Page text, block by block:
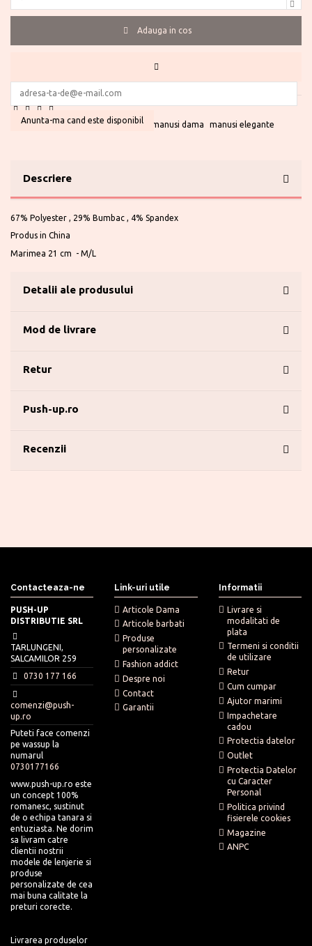
Adauga in cos
manusi manusi cu degete postav manusi dama manusi elegante
Anunta-ma cand este disponibil
Descriere
67% Polyester , 29% Bumbac , 4% Spandex
Produs in China
Marimea 21 cm - M/L
Detalii ale produsului
Mod de livrare
Retur
Push-up.ro
Recenzii
Contacteaza-ne
PUSH-UP
DISTRIBUTIE SRL
TARLUNGENI,
SALCAMILOR 259
0730 177 166
comenzi@push-
up.ro
Puteti face comenzi
pe wassup la
numarul
0730177166
www.push-up.ro este
un concept 100%
romanesc, sustinut
de o echipa tanara si
entuziasta. Ne dorim
sa livram catre
clientii nostrii
modele de lenjerie si
produse
personalizate de cea
mai buna calitate la
preturi corecte.
Livrarea produselor
Link-uri utile
Articole Dama
Articole barbati
Produse
personalizate
Fashion addict
Despre noi
Contact
Garantii
Informatii
Livrare si
modalitati de
plata
Termeni si conditii
de utilizare
Retur
Cum cumpar
Ajutor marimi
Impachetare
cadou
Protectia datelor
Outlet
Protectia Datelor
cu Caracter
Personal
Politica privind
fisierele cookies
Magazine
ANPC